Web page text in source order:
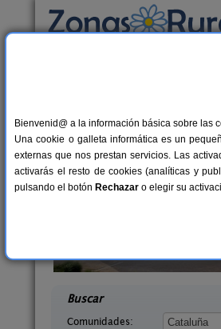
Casas Rurales
33 €
Buscar
Comunidades:
Bienvenid@ a la información básica sobre las
Una cookie o galleta informática es un
externas que nos prestan servicios. Las
activarás el resto de cookies (analíticas y
pulsando el botón Rechazar o elegir su